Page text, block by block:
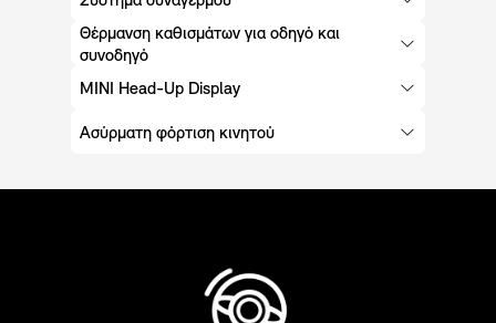
Θέρμανση καθισμάτων για οδηγό και
συνοδηγό
MINI Head-Up Display
Ασύρματη φόρτιση κινητού